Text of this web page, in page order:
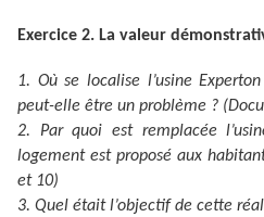
Exercice 2. La valeur
1. Où se localise l’usine
peut-elle être un problème ?
2. Par quoi est remplacée
logement est proposé aux
et 10)
3. Quel était l’objectif de cette